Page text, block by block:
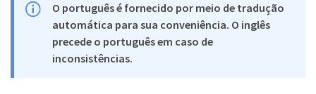
O português é fornecido por meio de tradução
automática para sua conveniência. O inglês
precede o português em caso de
inconsistências.